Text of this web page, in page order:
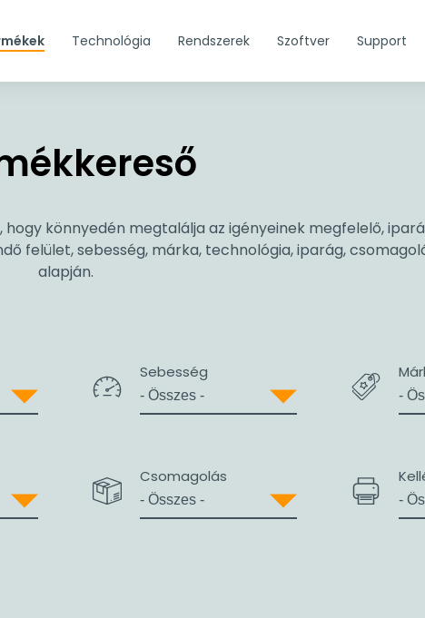
Technológia Rendszerek Szoftver Support
könnyedén megtalálja az igényeinek megfelelő,
felület, sebesség, márka, technológia, iparág,
alapján.
Sebesség
Csomagolás